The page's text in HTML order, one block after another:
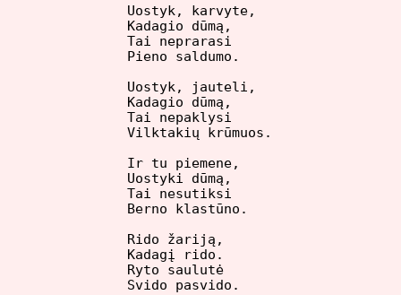
Uostyk, karvyte,
Kadagio dūmą,
Tai neprarasi
Pieno saldumo.
Uostyk, jauteli,
Kadagio dūmą,
Tai nepaklysi
Vilktakių krūmuos.
Ir tu piemene,
Uostyki dūmą,
Tai nesutiksi
Berno klastūno.
Rido žariją,
Kadagį rido.
Ryto saulutė